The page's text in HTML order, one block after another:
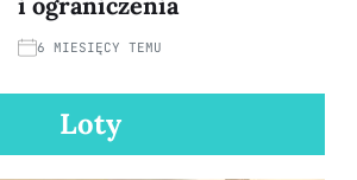
6 MIESIĘCY TEMU
Loty